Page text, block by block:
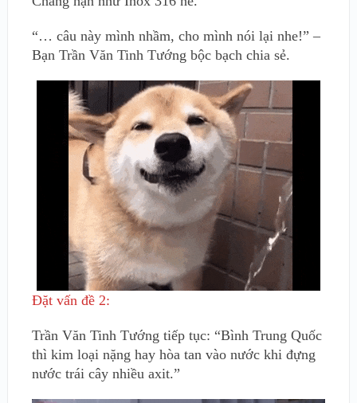
“… câu này mình nhầm, cho mình nói lại nhe!” –
Bạn Trần Văn Tinh Tướng bộc bạch chia sẻ.
Đặt vấn đề 2:
Trần Văn Tinh Tướng tiếp tục: “Bình Trung Quốc
thì kim loại nặng hay hòa tan vào nước khi đựng
nước trái cây nhiều axit.”